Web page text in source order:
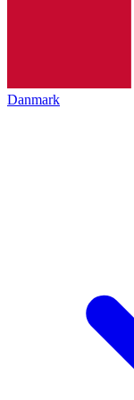
Danmark